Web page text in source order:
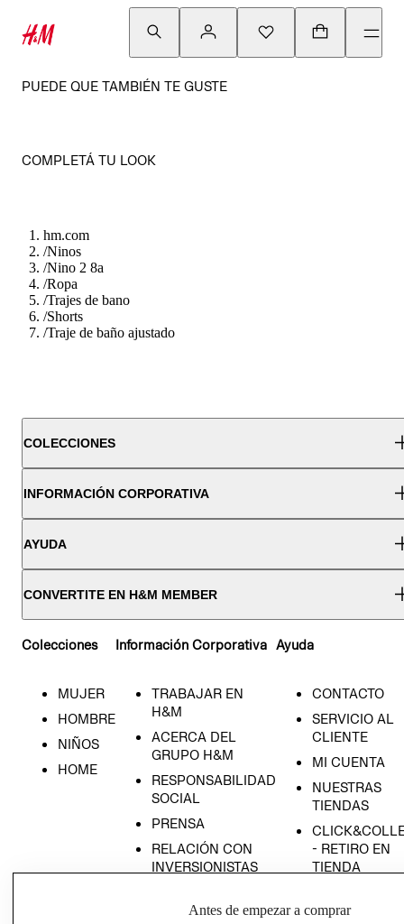
PUEDE QUE TAMBIÉN TE GUSTE
COMPLETÁ TU LOOK
hm.com
/Ninos
/Nino 2 8a
/Ropa
/Trajes de bano
/Shorts
/Traje de baño ajustado
COLECCIONES
INFORMACIÓN CORPORATIVA
AYUDA
CONVERTITE EN H&M MEMBER
Colecciones
MUJER
HOMBRE
NIÑOS
HOME
Información Corporativa
TRABAJAR EN
H&M
ACERCA DEL
GRUPO H&M
RESPONSABILIDAD
SOCIAL
PRENSA
RELACIÓN CON
INVERSIONISTAS
EMPRESARIAL
Ayuda
CONTACTO
SERVICIO AL
CLIENTE
MI CUENTA
NUESTRAS
TIENDAS
- RETIRO EN
TIENDA
CONDICIONES
Antes de empezar a comprar